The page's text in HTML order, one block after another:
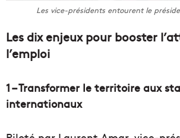
Les vice-présidents entourent le
Les dix enjeux pour booster
l’emploi
1 – Transformer le territoire aux
internationaux